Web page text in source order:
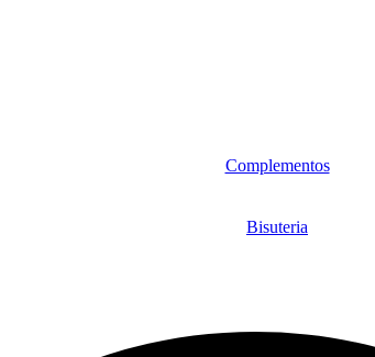
Complementos
Bisuteria